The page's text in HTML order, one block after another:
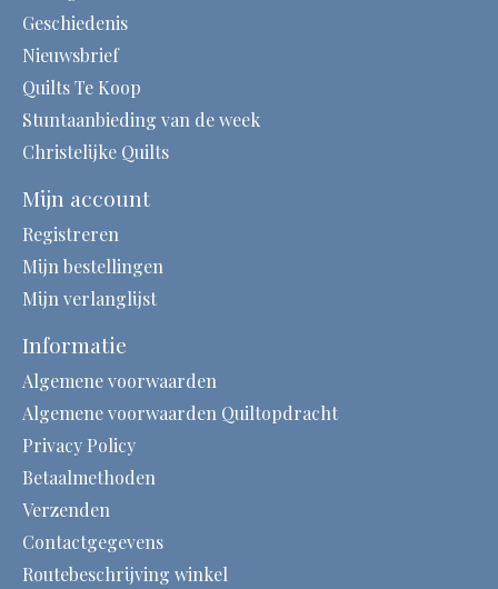
Geschiedenis
Nieuwsbrief
Quilts Te Koop
Stuntaanbieding van de week
Christelijke Quilts
Mijn account
Registreren
Mijn bestellingen
Mijn verlanglijst
Informatie
Algemene voorwaarden
Algemene voorwaarden Quiltopdracht
Privacy Policy
Betaalmethoden
Verzenden
Contactgegevens
Routebeschrijving winkel